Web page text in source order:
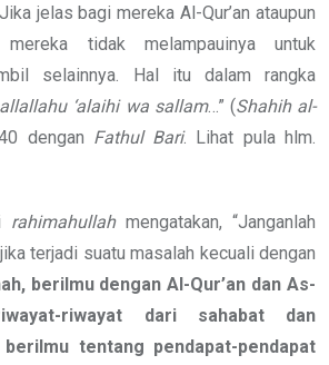
jelas bagi mereka Al-Qur’an ataupun
mereka tidak melampauinya untuk
selainnya. Hal itu dalam rangka
‘alaihi wa sallam…” (Shahih al-
dengan Fathul Bari. Lihat pula hlm.
rahimahullahmengatakan, “Janganlah
terjadi suatu masalah kecuali dengan
berilmu dengan Al-Qur’an dan As-
riwayat dari sahabat dan
tentang pendapat-pendapat